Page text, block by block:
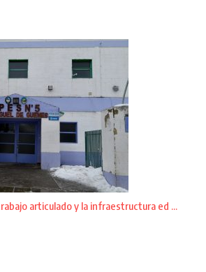
articulado y la infraestructura ed ...